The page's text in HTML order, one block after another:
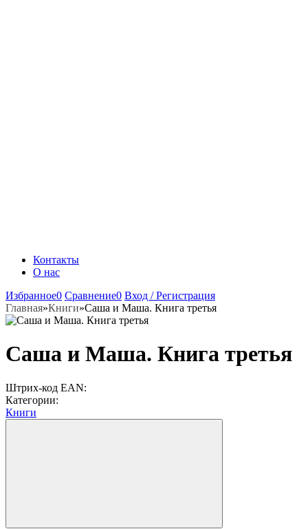
Контакты
О нас
Избранное0 Сравнение0 Вход / Регистрация
Главная»Книги»Саша и Маша. Книга третья
Саша и Маша. Книга третья
Штрих-код EAN:
Категории:
Книги